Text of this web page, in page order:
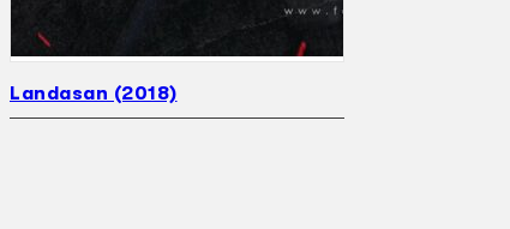
Landasan (2018)